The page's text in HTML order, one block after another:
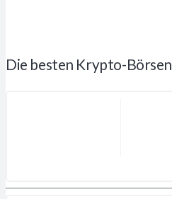
Die besten Krypto-Börsen